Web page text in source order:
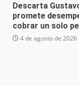
Descarta
promete
cobrar un solo
4 de agosto de 2026